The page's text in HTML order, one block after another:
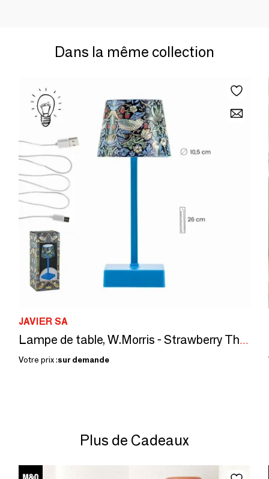
Dans la même collection
JAVIER SA
Lampe de table, W.Morris - Strawberry Thief , LED rechargeable
Votre prix :sur demande
Plus de Cadeaux